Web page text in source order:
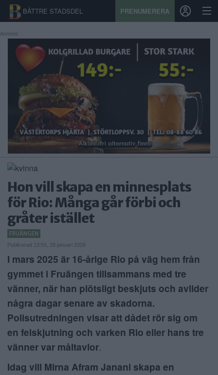
BÄTTRE STADSDEL PRENUMERERA
START
STADSDEL
PRENUMERATION
SPORT
ÅSIKTER
KALENDER
KONTAKT
SAMARBETEN
ANNONSERA
NÄRINGSLIV
MER
Annons:
Hon vill skapa en minnesplats
för Rio: Många går förbi och
gråter istället
FRUÄNGEN
Publicerad 13:55, 28 januari 2026
I mars 2025 är 16-årige Rio på väg hem från
gymmet i Fruängen tillsammans med tre
vänner, när han plötsligt beskjuts och avlider
några dagar senare av skadorna.
Polisutredningen visar att dådet rör sig om
en felskjutning och varken Rio eller hans tre
vänner var måltavlor.
Idag vill Mirna Afram Janani skapa en